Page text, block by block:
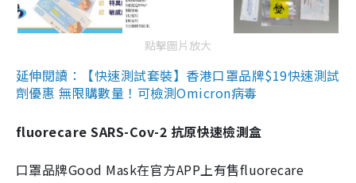
點擊圖片放大
延伸閱讀：【快速測試套裝】香港口罩品牌$19快速測試
劑優惠 無限購數量！可檢測Omicron病毒
fluorecare SARS-Cov-2 抗原快速檢測盒
口罩品牌Good Mask在官方APP上有售fluorecare